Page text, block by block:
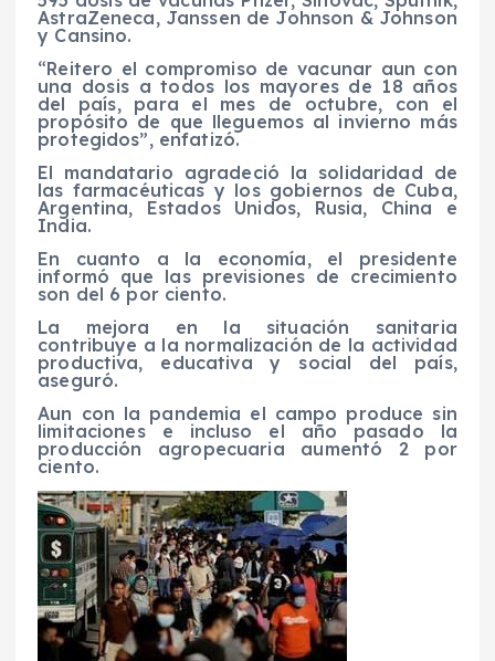
AstraZeneca, Janssen de Johnson & Johnson
y Cansino.
“Reitero el compromiso de vacunar aun con
una dosis a todos los mayores de 18 años
del país, para el mes de octubre, con el
propósito de que lleguemos al invierno más
protegidos”, enfatizó.
El mandatario agradeció la solidaridad de
las farmacéuticas y los gobiernos de Cuba,
Argentina, Estados Unidos, Rusia, China e
India.
En cuanto a la economía, el presidente
informó que las previsiones de crecimiento
son del 6 por ciento.
La mejora en la situación sanitaria
contribuye a la normalización de la actividad
productiva, educativa y social del país,
aseguró.
Aun con la pandemia el campo produce sin
limitaciones e incluso el año pasado la
producción agropecuaria aumentó 2 por
ciento.